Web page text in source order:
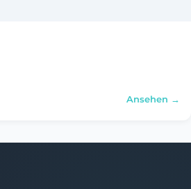
Ansehen →